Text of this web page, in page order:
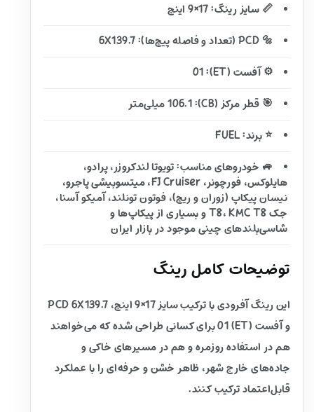
📏 سایز رینگ: 17×9 اینچ
🔩 PCD (تعداد و فاصله پیچ‌ها): 6X139.7
⚙️ آفست (ET): 01
🎯 قطر مرکز (CB): 106.1 میلی‌متر
⭐ برند: FUEL
🚙 خودروهای مناسب: تویوتا لندکروزر، پرادو،
هایلوکس، فورچونر، FJ Cruiser، میتسوبیشی پاجرو،
نیسان پیکاپ (زوران و ریچ)، فوتون تونلند، آمیکو آسنا،
جک T8، KMC T8 و بسیاری از پیکاپ‌ها و
شاسی‌بلندهای چینی موجود در بازار ایران
توضیحات کامل رینگ
این رینگ آفرودی با ترکیب سایز 17×9 اینچ، PCD 6X139.7
و آفست (ET) 01 برای کسانی طراحی شده که می‌خواهند
هم در استفاده روزمره و هم در مسیرهای خاکی و
جاده‌های خارج شهر، ظاهر خشن و حرفه‌ای را با عملکرد
قابل‌اعتماد ترکیب کنند.